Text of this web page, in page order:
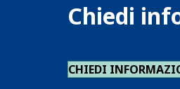
Chiedi
CHIEDI